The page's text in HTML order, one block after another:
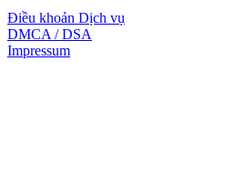
Điều khoản Dịch vụ
DMCA / DSA
Impressum